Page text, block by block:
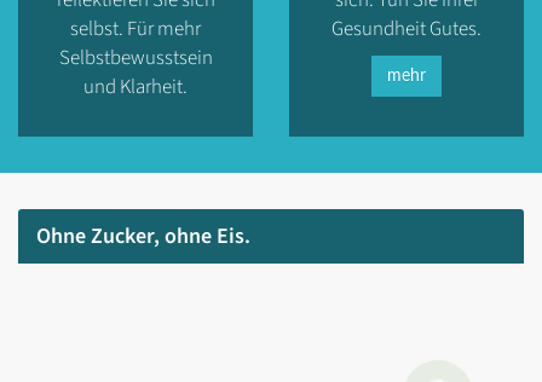
selbst. Für mehr
Selbstbewusstsein
und Klarheit.
Gesundheit Gutes.
mehr
Ohne Zucker, ohne Eis.